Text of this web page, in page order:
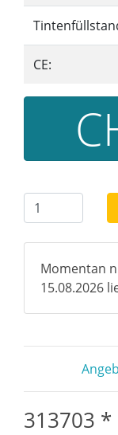
CE:
Momentan
15.08.2026
313703 *